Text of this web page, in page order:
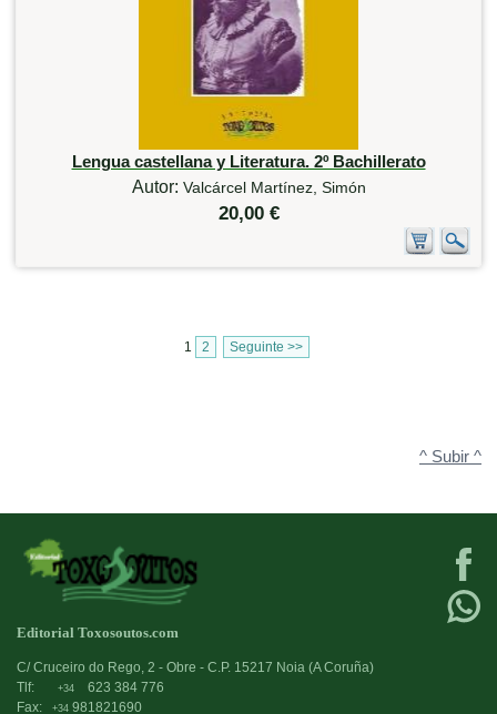
Lengua castellana y Literatura. 2º Bachillerato
Autor: Valcárcel Martínez, Simón
20,00 €
1 2 Seguinte >>
^ Subir ^
Editorial Toxosoutos.com
C/ Cruceiro do Rego, 2 - Obre - C.P. 15217 Noia (A Coruña)
Tlf:
+34
623 384 776
Fax:
+34 981821690